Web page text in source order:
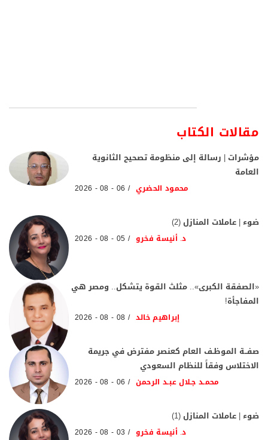
مقالات الكتاب
مؤشرات | رسالة إلى منظومة تصحيح الثانوية
العامة
محمود الحضري 06 - 08 - 2026
ضوء | عاملات المنازل (2)
د. أنيسة فخرو 05 - 08 - 2026
«الصفقة الكبرى».. مثلث القوة يتشكل.. ومصر هي
المفاجأة!
إبراهيم خالد 08 - 08 - 2026
صفــة الموظـف العام كعنصر مفترض في جريمة
الاختلاس وفقاً للنظام السعودي
محمـد جـلال عبـد الرحمن 06 - 08 - 2026
ضوء | عاملات المنازل (1)
د. أنيسة فخرو 03 - 08 - 2026